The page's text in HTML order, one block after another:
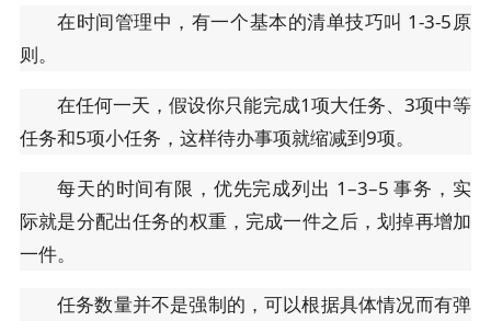
在时间管理中，有一个基本的清单技巧叫 1-3-5原
则。
在任何一天，假设你只能完成1项大任务、3项中等
任务和5项小任务，这样待办事项就缩减到9项。
每天的时间有限，优先完成列出 1–3–5 事务，实
际就是分配出任务的权重，完成一件之后，划掉再增加
一件。
任务数量并不是强制的，可以根据具体情况而有弹